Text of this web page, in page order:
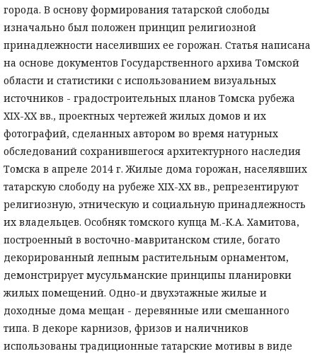
города. В основу формирования татарской слободы
изначально был положен принцип религиозной
принадлежности населивших ее горожан. Статья написана
на основе документов Государственного архива Томской
области и статистики с использованием визуальных
источников - градостроительных планов Томска рубежа
XIX-XX вв., проектных чертежей жилых домов и их
фотографий, сделанных автором во время натурных
обследований сохранившегося архитектурного наследия
Томска в апреле 2014 г. Жилые дома горожан, населявших
татарскую слободу на рубеже XIX-XX вв., репрезентируют
религиозную, этническую и социальную принадлежность
их владельцев. Особняк томского купца М.-К.А. Хамитова,
построенный в восточно-мавританском стиле, богато
декорированный лепным растительным орнаментом,
демонстрирует мусульманские принципы планировки
жилых помещений. Одно-и двухэтажные жилые и
доходные дома мещан - деревянные или смешанного
типа. В декоре карнизов, фризов и наличников
использованы традиционные татарские мотивы в виде